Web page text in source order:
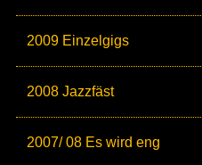
2009 Einzelgigs
2008 Jazzfäst
2007/ 08 Es wird eng